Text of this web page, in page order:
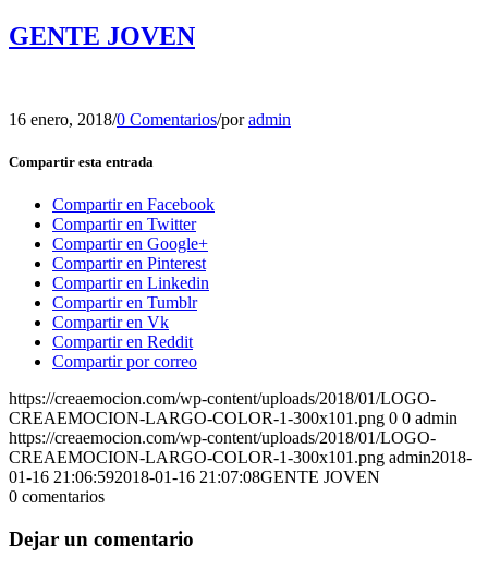
GENTE JOVEN
16 enero, 2018/0 Comentarios/poradmin
Compartir esta entrada
Compartir en Facebook
Compartir en Twitter
Compartir en Google+
Compartir en Pinterest
Compartir en Linkedin
Compartir en Tumblr
Compartir en Vk
Compartir en Reddit
Compartir por correo
https://creaemocion.com/wp-content/uploads/2018/01/LOGO-
CREAEMOCION-LARGO-COLOR-1-300x101.png 0 0 admin
https://creaemocion.com/wp-content/uploads/2018/01/LOGO-
CREAEMOCION-LARGO-COLOR-1-300x101.png admin2018-
01-16 21:06:592018-01-16 21:07:08GENTE JOVEN
0 comentarios
Dejar un comentario